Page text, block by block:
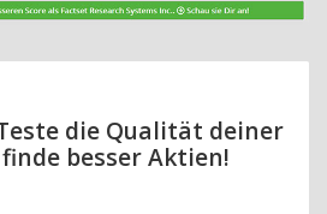
die Qualität deiner
besser Aktien!